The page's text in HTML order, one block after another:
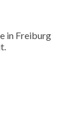
in Freiburg